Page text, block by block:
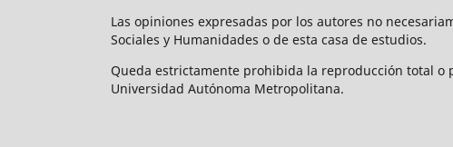
Las opiniones expresadas por los autores no
Sociales y Humanidades o de esta casa de estudios.
Queda estrictamente prohibida la reproducción total
Universidad Autónoma Metropolitana.